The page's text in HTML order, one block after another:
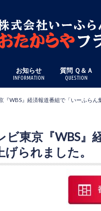
お知らせ
INFORMATION
質問 Ｑ＆Ａ
QUESTION
『WBS』経済報道番組で「いーふらん
東京『WBS』
られました。